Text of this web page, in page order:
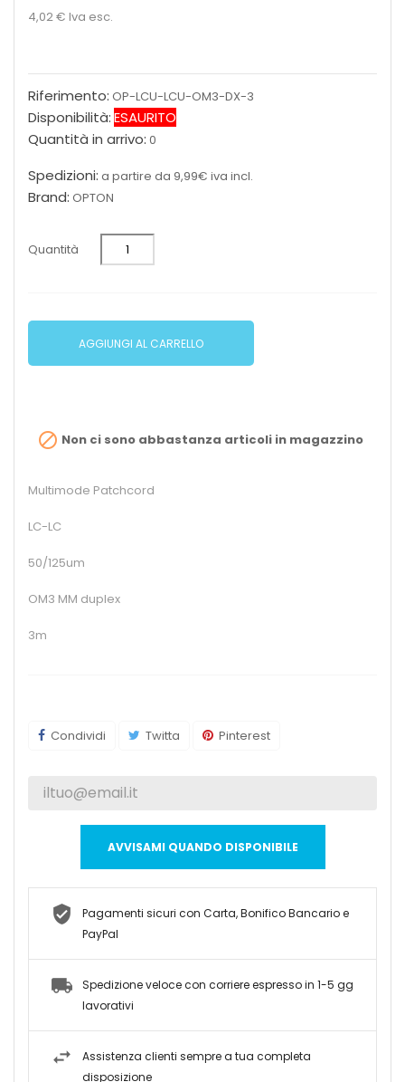
4,02 € Iva esc.
Riferimento: OP-LCU-LCU-OM3-DX-3
Disponibilità:ESAURITO
Quantità in arrivo: 0
Spedizioni: a partire da 9,99€ iva incl.
Brand: OPTON
Quantità
AGGIUNGI AL CARRELLO
 Non ci sono abbastanza articoli in magazzino
Multimode Patchcord
LC-LC
50/125um
OM3 MM duplex
3m
Condividi Twitta Pinterest
AVVISAMI QUANDO DISPONIBILE
Pagamenti sicuri con Carta, Bonifico Bancario e
PayPal
Spedizione veloce con corriere espresso in 1-5 gg
lavorativi
Assistenza clienti sempre a tua completa
disposizione